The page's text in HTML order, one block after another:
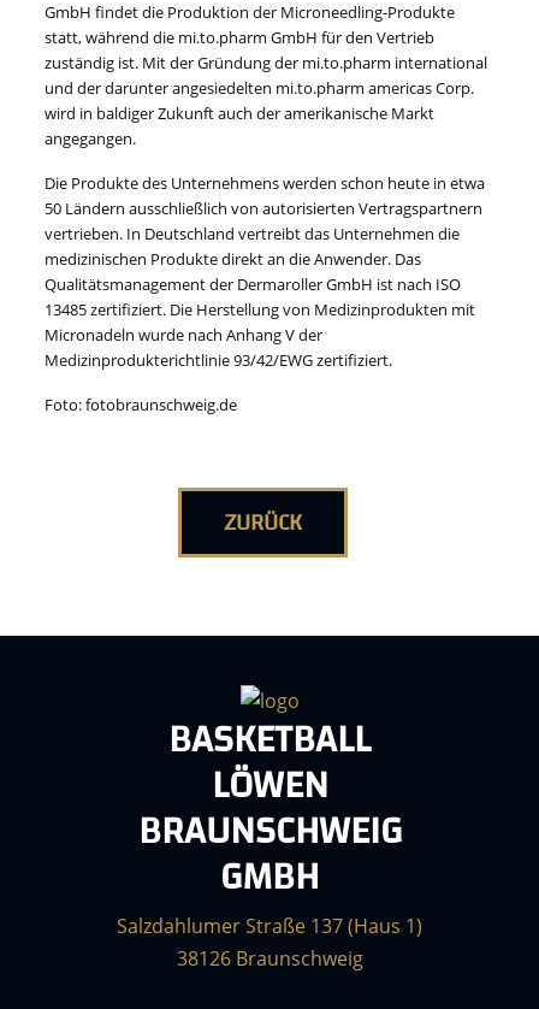
GmbH findet die Produktion der Microneedling-Produkte
statt, während die mi.to.pharm GmbH für den Vertrieb
zuständig ist. Mit der Gründung der mi.to.pharm international
und der darunter angesiedelten mi.to.pharm americas Corp.
wird in baldiger Zukunft auch der amerikanische Markt
angegangen.
Die Produkte des Unternehmens werden schon heute in etwa
50 Ländern ausschließlich von autorisierten Vertragspartnern
vertrieben. In Deutschland vertreibt das Unternehmen die
medizinischen Produkte direkt an die Anwender. Das
Qualitätsmanagement der Dermaroller GmbH ist nach ISO
13485 zertifiziert. Die Herstellung von Medizinprodukten mit
Micronadeln wurde nach Anhang V der
Medizinprodukterichtlinie 93/42/EWG zertifiziert.
Foto: fotobraunschweig.de
ZURÜCK
BASKETBALL
LÖWEN
BRAUNSCHWEIG
GMBH
Salzdahlumer Straße 137 (Haus 1)
38126 Braunschweig